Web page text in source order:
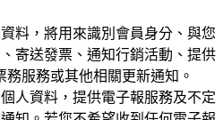
料，將用來識別會員身分、與您
寄送發票、通知行銷活動、提供
服務或其他相關更新通知。
人資料，提供電子報服務及不定